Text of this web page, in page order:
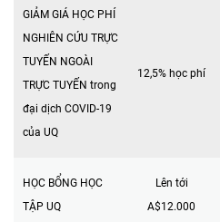
GIẢM GIÁ HỌC PHÍ
NGHIÊN CỨU TRỰC
TUYẾN NGOÀI
TRỰC TUYẾN trong
đại dịch COVID-19
của UQ
12,5% học phí
HỌC BỔNG HỌC
TẬP UQ
Lên tới
A$12.000